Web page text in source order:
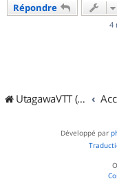
Répondre
4
UtagawaVTT (Randos VTT et VTTAE avec traces GPS)
Développé par